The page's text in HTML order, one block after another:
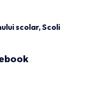
scolar,Scoli